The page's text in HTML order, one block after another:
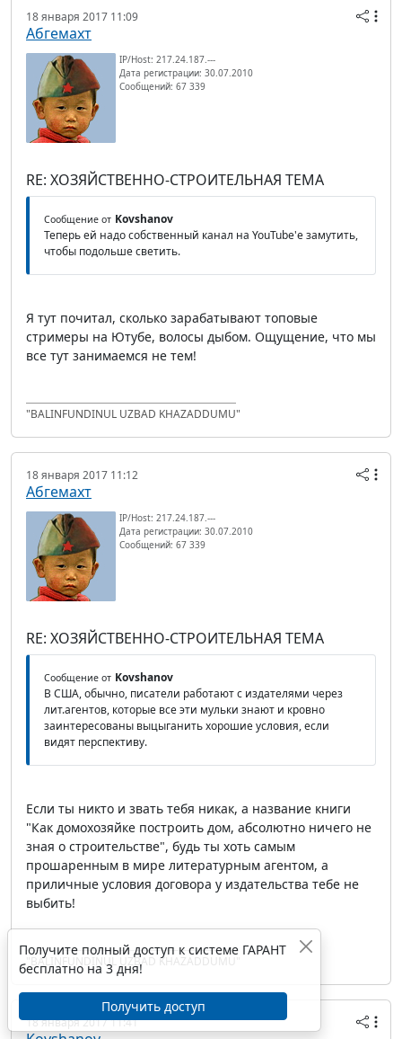
18 января 2017 11:09
Абгемахт
IP/Host: 217.24.187.---
Дата регистрации: 30.07.2010
Сообщений: 67 339
RE: ХОЗЯЙСТВЕННО-СТРОИТЕЛЬНАЯ ТЕМА
Сообщение от Kovshanov
Теперь ей надо собственный канал на YouTube'е замутить,
чтобы подольше светить.
Я тут почитал, сколько зарабатывают топовые
стримеры на Ютубе, волосы дыбом. Ощущение, что мы
все тут занимаемся не тем!
"BALINFUNDINUL UZBAD KHAZADDUMU"
18 января 2017 11:12
Абгемахт
IP/Host: 217.24.187.---
Дата регистрации: 30.07.2010
Сообщений: 67 339
RE: ХОЗЯЙСТВЕННО-СТРОИТЕЛЬНАЯ ТЕМА
Сообщение от Kovshanov
В США, обычно, писатели работают с издателями через
лит.агентов, которые все эти мульки знают и кровно
заинтересованы выцыганить хорошие условия, если
видят перспективу.
Если ты никто и звать тебя никак, а название книги
"Как домохозяйке построить дом, абсолютно ничего не
зная о строительстве", будь ты хоть самым
прошаренным в мире литературным агентом, а
приличные условия договора у издательства тебе не
выбить!
"BALINFUNDINUL UZBAD KHAZADDUMU"
18 января 2017 11:41
Получите полный доступ к системе ГАРАНТ
бесплатно на 3 дня!
Получить доступ